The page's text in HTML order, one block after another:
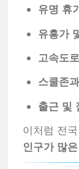
유명 휴
유흥가
고속도
스쿨존
출근 및
이처럼 전
인구가 많